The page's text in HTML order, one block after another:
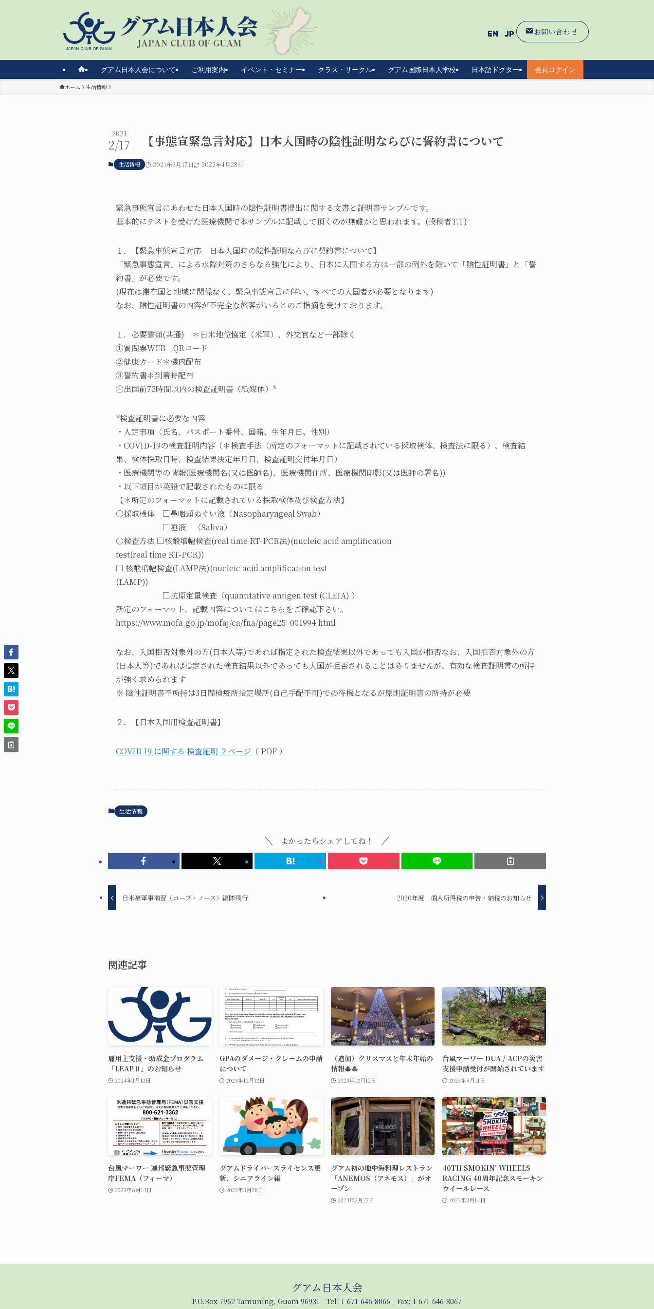
グアム日本人会について ご利用案内 イベント・セミナー クラス・サークル グアム国際日本人学校 日本語ドクター 会員ログイン
お問い合わせ
ホーム 生活情報
【事態宣緊急言対応】日本入国時の陰性証明ならびに誓約書について
2021
2/17
生活情報 2021年2月17日 2022年4月28日
緊急事態宣言にあわせた日本入国時の陰性証明書提出に関する文書と証明書サンプルです。
基本的にテストを受けた医療機関で本サンプルに記載して頂くのが無難かと思われます。(投稿者T.T)
１．【緊急事態宣言対応 日本入国時の陰性証明ならびに契約書について】
「緊急事態宣言」による水際対策のさらなる強化により、日本に入国する方は一部の例外を除いて「陰性証明書」と「誓
約書」が必要です。
(現在は滞在国と地域に関係なく、緊急事態宣言に伴い、すべての入国者が必要となります)
なお、陰性証明書の内容が不完全な旅客がいるとのご指摘を受けております。
１．必要書類(共通) ＊日米地位協定（米軍）、外交官など一部除く
①質問票WEB QRコード
②健康カード＊機内配布
③誓約書＊到着時配布
④出国前72時間以内の検査証明書（紙媒体）*
*検査証明書に必要な内容
・人定事項（氏名、パスポート番号、国籍、生年月日、性別）
・COVID-19の検査証明内容（＊検査手法（所定のフォーマットに記載されている採取検体、検査法に限る）、検査結
果、検体採取日時、検査結果決定年月日、検査証明交付年月日）
・医療機関等の情報(医療機関名(又は医師名)、医療機関住所、医療機関印影(又は医師の署名))
・以下項目が英語で記載されたものに限る
【＊所定のフォーマットに記載されている採取検体及び検査方法】
○採取検体 □鼻咽頭ぬぐい液（Nasopharyngeal Swab）
□唾液 （Saliva）
○検査方法 □核酸増幅検査(real time RT-PCR法)(nucleic acid amplification
test(real time RT-PCR))
□ 核酸増幅検査(LAMP法)(nucleic acid amplification test
(LAMP))
□抗原定量検査（quantitative antigen test (CLEIA) ）
所定のフォーマット、記載内容についてはこちらをご確認下さい。
https://www.mofa.go.jp/mofaj/ca/fna/page25_001994.html
なお、入国拒否対象外の方(日本人等)であれば指定された検査結果以外であっても入国が拒否なお、入国拒否対象外の方
(日本人等)であれば指定された検査結果以外であっても入国が拒否されることはありませんが、有効な検査証明書の所持
が強く求められます
※ 陰性証明書不所持は3日間検疫所指定場所(自己手配不可)での待機となるが原則証明書の所持が必要
２．【日本入国用検査証明書】
COVID 19 に関する 検査証明 ２ページ （ PDF ）
生活情報
よかったらシェアしてね！
日米豪軍事演習（コープ・ノース）編隊飛行 2020年度 個人所得税の申告・納税のお知らせ
関連記事
雇用主支援・助成金プログラム
「LEAPⅡ」のお知らせ
2024年1月12日
GPAのダメージ・クレームの申請
について
2023年12月12日
（追加）クリスマスと年末年始の
情報🎄🎍
2023年12月12日
台風マーワー DUA / ACPの災害
支援申請受付が開始されています
2023年9月11日
台風マーワー 連邦緊急事態管理
庁FEMA（フィーマ）
2023年6月14日
グアムドライバーズライセンス更
新、シニアライン編
2023年3月28日
グアム初の地中海料理レストラン
「ANEMOS（アネモス）」がオ
ープン
2023年3月27日
40TH SMOKIN’ WHEELS
RACING 40周年記念スモーキン
ウイールレース
2023年3月14日
グアム日本人会
P.O.Box 7962 Tamuning, Guam 96931 Tel: 1-671-646-8066 Fax: 1-671-646-8067